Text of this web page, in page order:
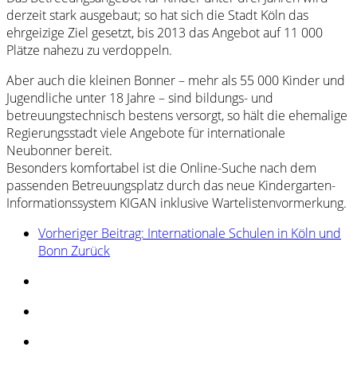
derzeit stark ausgebaut; so hat sich die Stadt Köln das
ehrgeizige Ziel gesetzt, bis 2013 das Angebot auf 11 000
Plätze nahezu zu verdoppeln.
Aber auch die kleinen Bonner – mehr als 55 000 Kinder und
Jugendliche unter 18 Jahre – sind bildungs- und
betreuungstechnisch bestens versorgt, so hält die ehemalige
Regierungsstadt viele Angebote für internationale
Neubonner bereit.
Besonders komfortabel ist die Online-Suche nach dem
passenden Betreuungsplatz durch das neue Kindergarten-
Informationssystem KIGAN inklusive Wartelistenvormerkung.
Vorheriger Beitrag: Internationale Schulen in Köln und
BonnZurück